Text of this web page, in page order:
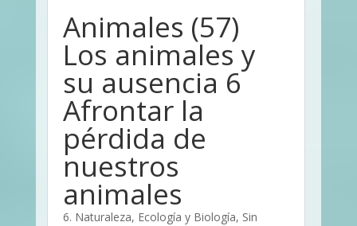
Animales (57)
Los animales y
su ausencia 6
Afrontar la
pérdida de
nuestros
animales
6. Naturaleza, Ecología y Biología, Sin